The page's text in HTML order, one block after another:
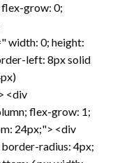
grow: 0;
width: 0; height:
left: 8px solid
<div
flex-grow: 1;
24px;"> <div
radius: 4px;